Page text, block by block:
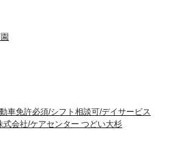
車免許必須/シフト相談可/デイサービス
会社/ケアセンター つどい大杉